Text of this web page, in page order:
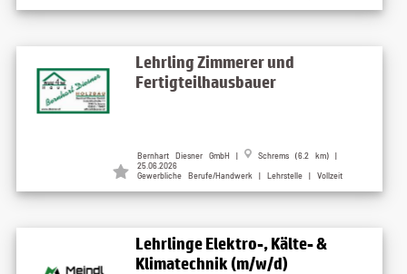
Lehrling Zimmerer und
Fertigteilhausbauer
Bernhart Diesner GmbH |
Schrems (6.2 km) |
25.06.2026
Gewerbliche Berufe/Handwerk | Lehrstelle | Vollzeit
Lehrlinge Elektro-, Kälte- &
Klimatechnik (m/w/d)